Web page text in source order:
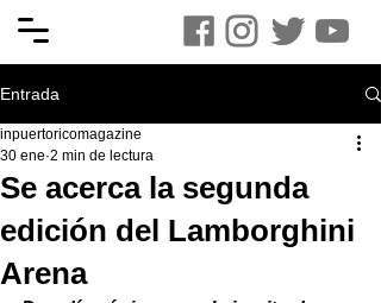
Entrada
Se acerca la segunda
edición del Lamborghini
Arena
inpuertoricomagazine
30 ene 2 min de lectura